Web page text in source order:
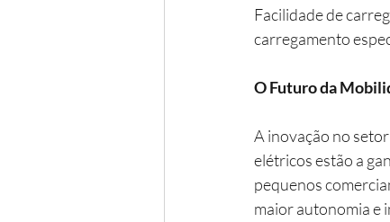
Facilidade de
carregamento
O Futuro da
A inovação no
elétricos estão a
pequenos
maior autonomia e